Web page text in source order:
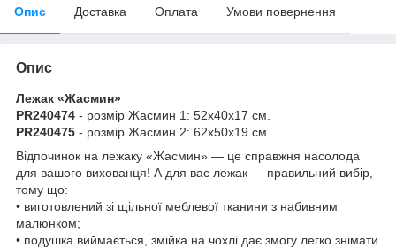
Опис Доставка Оплата Умови повернення
Опис
Лежак «Жасмин»
PR240474 - розмір Жасмин 1: 52х40х17 см.
PR240475 - розмір Жасмин 2: 62х50х19 см.
Відпочинок на лежаку «Жасмин» — це справжня насолода
для вашого вихованця! А для вас лежак — правильний вибір,
тому що:
• виготовлений зі щільної меблевої тканини з набивним
малюнком;
• подушка виймається, змійка на чохлі дає змогу легко знімати